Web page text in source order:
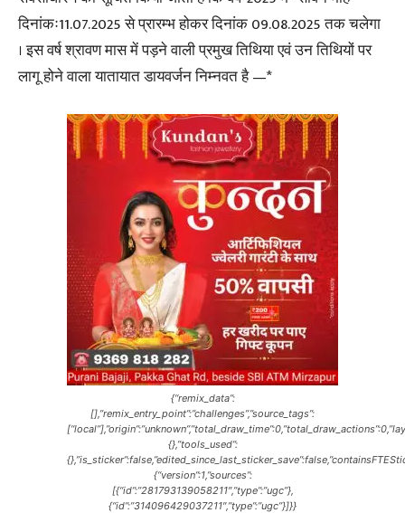
दिनांकः11.07.2025 से प्रारम्भ होकर दिनांक 09.08.2025 तक चलेगा
। इस वर्ष श्रावण मास में पड़ने वाली प्रमुख तिथिया एवं उन तिथियों पर
लागू होने वाला यातायात डायवर्जन निम्नवत है —*
{“remix_data”:
[],”remix_entry_point”:”challenges”,”source_tags”:
{},”tools_used”:
{“version”:1,”sources”:
[{“id”:”281793139058211″,”type”:”ugc”},
{“id”:”314096429037211″,”type”:”ugc”}]}}